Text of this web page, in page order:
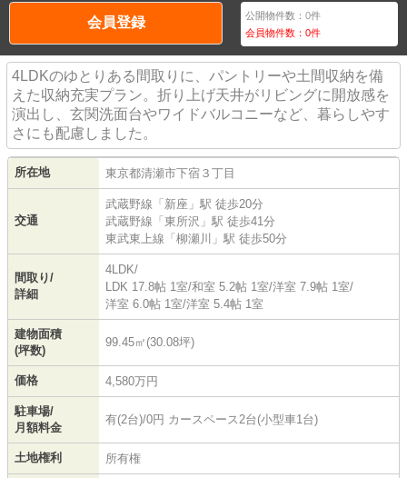
会員登録 公開物件数：0件
会員物件数：0件
4LDKのゆとりある間取りに、パントリーや土間収納を備
えた収納充実プラン。折り上げ天井がリビングに開放感を
演出し、玄関洗面台やワイドバルコニーなど、暮らしやす
さにも配慮しました。
所在地 東京都清瀬市下宿 ３丁目
交通
武蔵野線 「 新座 」駅 徒歩20分
武蔵野線 「 東所沢 」駅 徒歩41分
東武東上線 「 柳瀬川 」駅 徒歩50分
間取り/
詳細
4LDK/
LDK 17.8帖 1室/和室 5.2帖 1室/洋室 7.9帖 1室/
洋室 6.0帖 1室/洋室 5.4帖 1室
建物面積
(坪数)
99.45㎡(30.08坪)
価格 4,580万円
駐車場/
月額料金
有(2台)/0円 カースペース2台(小型車1台)
土地権利 所有権